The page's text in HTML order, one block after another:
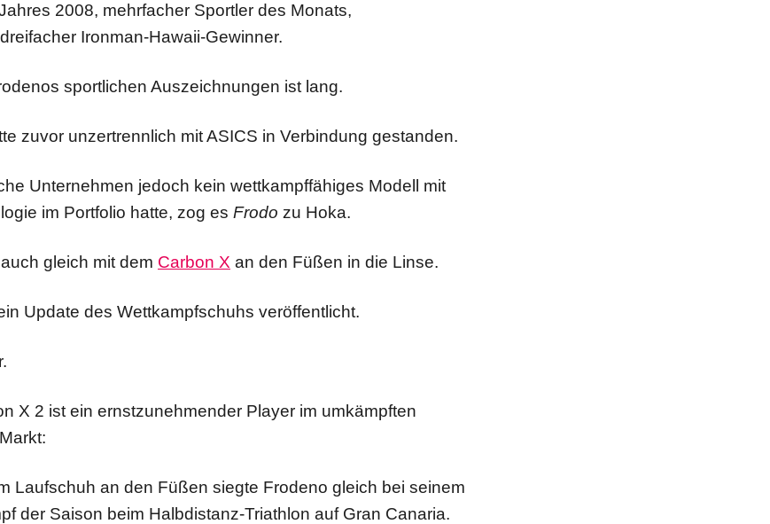
2008, mehrfacher Sportler des Monats,
Ironman-Hawaii-Gewinner.
sportlichen Auszeichnungen ist lang.
zuvor unzertrennlich mit ASICS in Verbindung gestanden.
Unternehmen jedoch kein wettkampffähiges Modell mit
im Portfolio hatte, zog es Frodo zu Hoka.
gleich mit dem Carbon X an den Füßen in die Linse.
Update des Wettkampfschuhs veröffentlicht.
X 2 ist ein ernstzunehmender Player im umkämpften
Laufschuh an den Füßen siegte Frodeno gleich bei seinem
der Saison beim Halbdistanz-Triathlon auf Gran Canaria.